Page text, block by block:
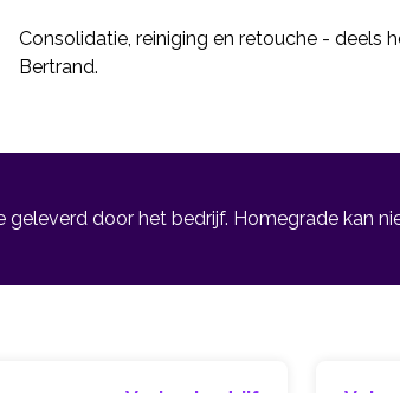
Consolidatie, reiniging en retouche - deels
Bertrand.
geleverd door het bedrijf. Homegrade kan